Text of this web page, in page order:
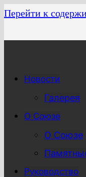
Перейти к
Новости
Галерея
О Союзе
О Союзе
Руководство